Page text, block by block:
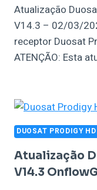
Atualização
V14.3 – 02/03/
receptor Duosat
ATENÇÃO: Esta
DUOSAT PRODIGY
Atualização
V14.3